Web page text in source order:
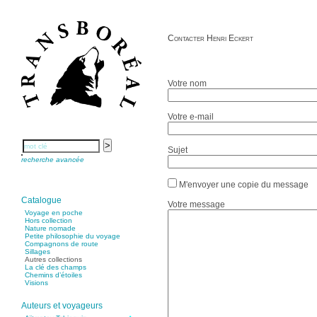
recherche avancée
Catalogue
Voyage en poche
Hors collection
Nature nomade
Petite philosophie du voyage
Compagnons de route
Sillages
Autres collections
La clé des champs
Chemins d’étoiles
Visions
Auteurs et voyageurs
Contacter Henri Eckert
Votre nom
Votre e-mail
Sujet
M'envoyer une copie du message
Votre message